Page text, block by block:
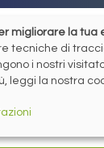
migliorare la tua
tecniche di
i nostri
leggi la nostra